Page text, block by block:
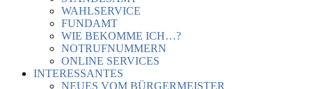
WAHLSERVICE
FUNDAMT
WIE BEKOMME ICH…?
NOTRUFNUMMERN
ONLINE SERVICES
INTERESSANTES
NEUES VOM BÜRGERMEISTER